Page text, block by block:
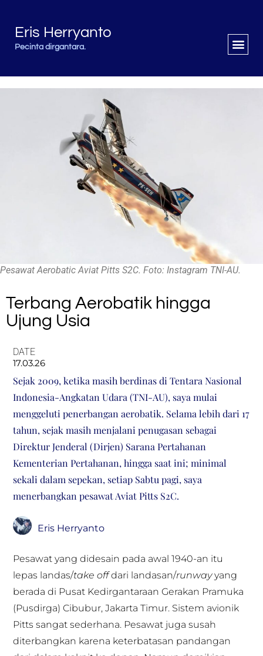
Eris Herryanto
Pecinta dirgantara.
Pesawat Aerobatic Aviat Pitts S2C. Foto: Instagram TNI-AU.
Terbang Aerobatik hingga
Ujung Usia
DATE
17.03.26
Sejak 2009, ketika masih berdinas di Tentara Nasional
Indonesia-Angkatan Udara (TNI-AU), saya mulai
menggeluti penerbangan aerobatik. Selama lebih dari 17
tahun, sejak masih menjalani penugasan sebagai
Direktur Jenderal (Dirjen) Sarana Pertahanan
Kementerian Pertahanan, hingga saat ini; minimal
sekali dalam sepekan, setiap Sabtu pagi, saya
menerbangkan pesawat Aviat Pitts S2C.
Eris Herryanto
Pesawat yang didesain pada awal 1940-an itu
lepas landas/take offdari landasan/runwayyang
berada di Pusat Kedirgantaraan Gerakan Pramuka
(Pusdirga) Cibubur, Jakarta Timur. Sistem avionik
Pitts sangat sederhana. Pesawat juga susah
diterbangkan karena keterbatasan pandangan